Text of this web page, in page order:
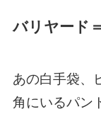
バリヤード
あの白手袋、
角にいるパン